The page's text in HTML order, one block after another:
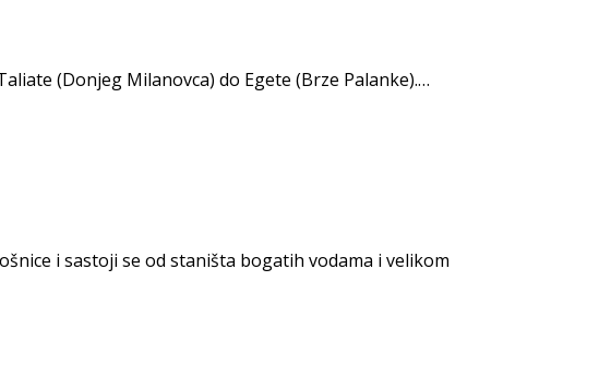
(Donjeg Milanovca) do Egete (Brze Palanke).…
i sastoji se od staništa bogatih vodama i velikom